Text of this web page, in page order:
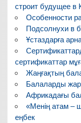
строит будущее в
Особенности
Подсолнухи в
Ұстаздарға
сертификаттар
Жаңғақтың
Балаларды
Африкадағы
«Менің атам –
еңбек